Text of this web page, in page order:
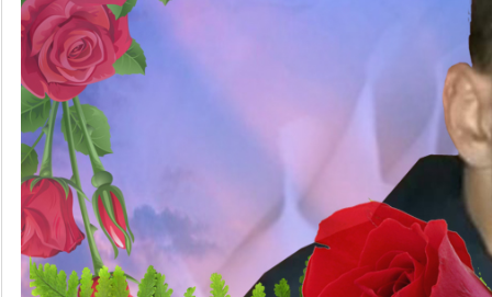
Değerli Büyüğümüz Osman
Değerli Büyüğümüz Bilal-
Değerli Büyüğümüz Fade
Değerli Büyüğümüz İbrahim